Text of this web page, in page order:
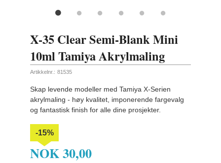
X-35 Clear Semi-Blank Mini
10ml Tamiya Akrylmaling
Artikkelnr.: 81535
Skap levende modeller med Tamiya X-Serien
akrylmaling - høy kvalitet, imponerende fargevalg
og fantastisk finish for alle dine prosjekter.
NOK30,00
-15%